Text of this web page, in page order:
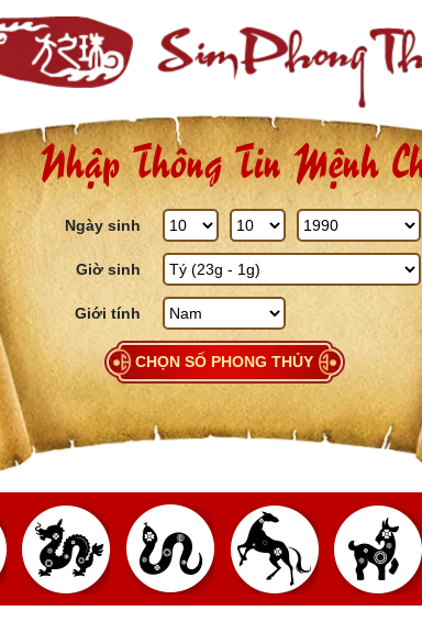
Nhập Thông Tin Mệnh
Ngày sinh
Giờ sinh
Giới tính
CHỌN SỐ PHONG THỦY